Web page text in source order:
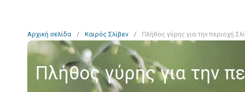
Αρχική σελίδα / Καιρός Σλίβεν / Πλήθος γύρης για την περιοχή
Πλήθος γύρης για την